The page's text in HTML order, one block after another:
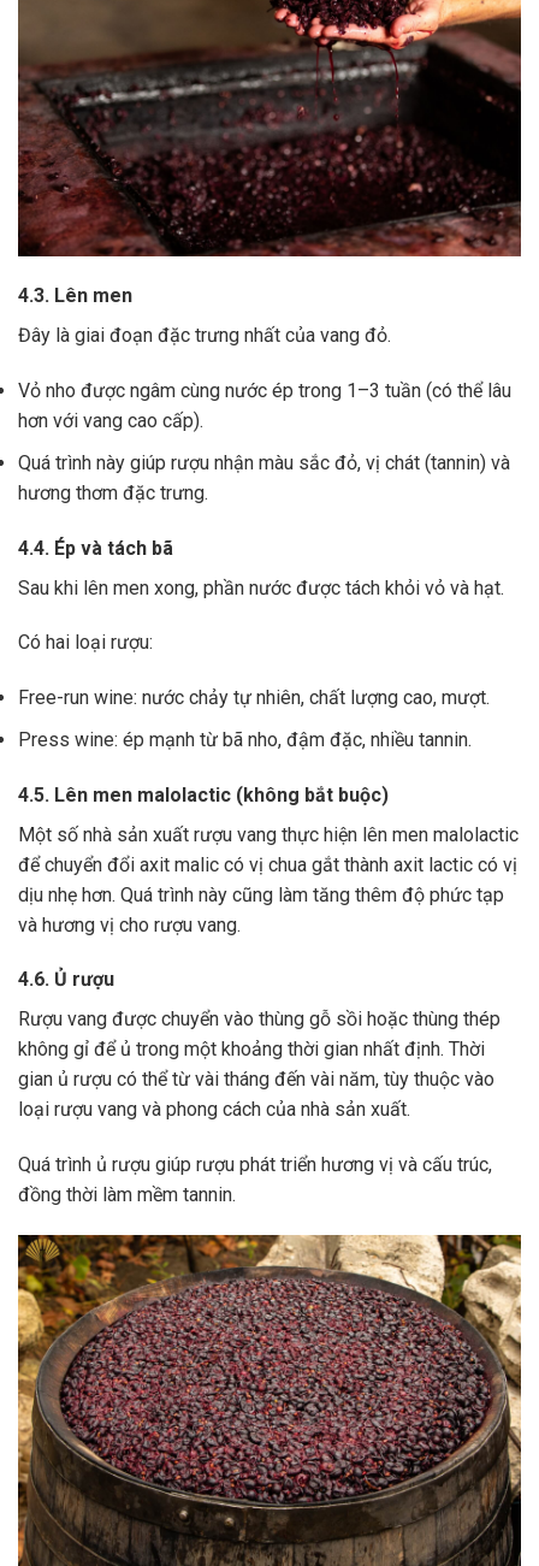
4.3. Lên men
Đây là giai đoạn đặc trưng nhất của vang đỏ.
Vỏ nho được ngâm cùng nước ép trong 1–3 tuần (có thể lâu
hơn với vang cao cấp).
Quá trình này giúp rượu nhận màu sắc đỏ, vị chát (tannin) và
hương thơm đặc trưng.
4.4. Ép và tách bã
Sau khi lên men xong, phần nước được tách khỏi vỏ và hạt.
Có hai loại rượu:
Free-run wine: nước chảy tự nhiên, chất lượng cao, mượt.
Press wine: ép mạnh từ bã nho, đậm đặc, nhiều tannin.
4.5. Lên men malolactic (không bắt buộc)
Một số nhà sản xuất rượu vang thực hiện lên men malolactic
để chuyển đổi axit malic có vị chua gắt thành axit lactic có vị
dịu nhẹ hơn. Quá trình này cũng làm tăng thêm độ phức tạp
và hương vị cho rượu vang.
4.6. Ủ rượu
Rượu vang được chuyển vào thùng gỗ sồi hoặc thùng thép
không gỉ để ủ trong một khoảng thời gian nhất định. Thời
gian ủ rượu có thể từ vài tháng đến vài năm, tùy thuộc vào
loại rượu vang và phong cách của nhà sản xuất.
Quá trình ủ rượu giúp rượu phát triển hương vị và cấu trúc,
đồng thời làm mềm tannin.